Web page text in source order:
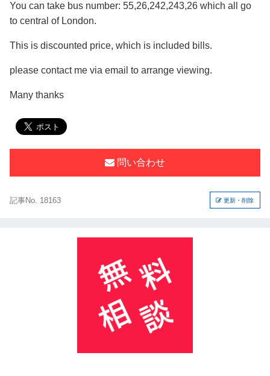
You can take bus number: 55,26,242,243,26 which all go
to central of London.
This is discounted price, which is included bills.
please contact me via email to arrange viewing.
Many thanks
問い合わせ
記事No. 18163 更新・削除